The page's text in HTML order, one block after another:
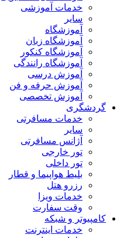
خدمات آموزشی
سایر
آموزشگاه
آموزشگاه زبان
آموزشگاه کنکور
آموزشگاه رانندگی
آموزش درسی
آموزش حرفه و فن
آموزش تخصصی
گردشگری
خدمات مسافرتی
سایر
آژانس مسافرتی
تور خارجی
تور داخلی
بلیط هواپیما و قطار
رزرو هتل
خدمات ویزا
وقت سفارت
کامپیوتر و شبکه
خدمات اینترنت